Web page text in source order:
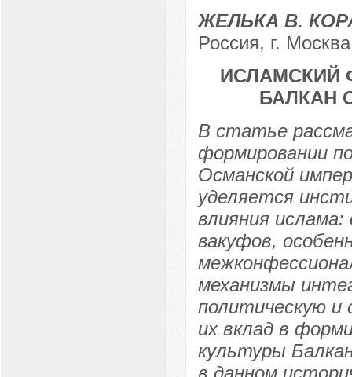
ЖЕЛЬКА B.
Россия, г. Москва
ИСЛАМСКИЙ
БАЛКАН
В статье
формировании
Османской
уделяется
влияния
вакуфов,
механизмы
политическую и
их вклад в
культуры